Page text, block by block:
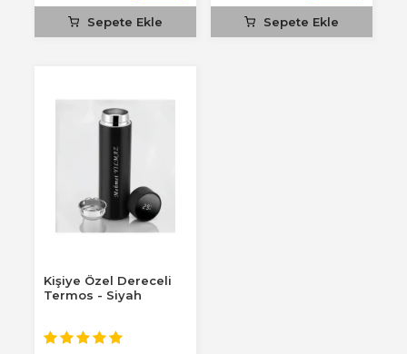
Sepete Ekle Sepete Ekle
Kişiye Özel Dereceli
Termos - Siyah